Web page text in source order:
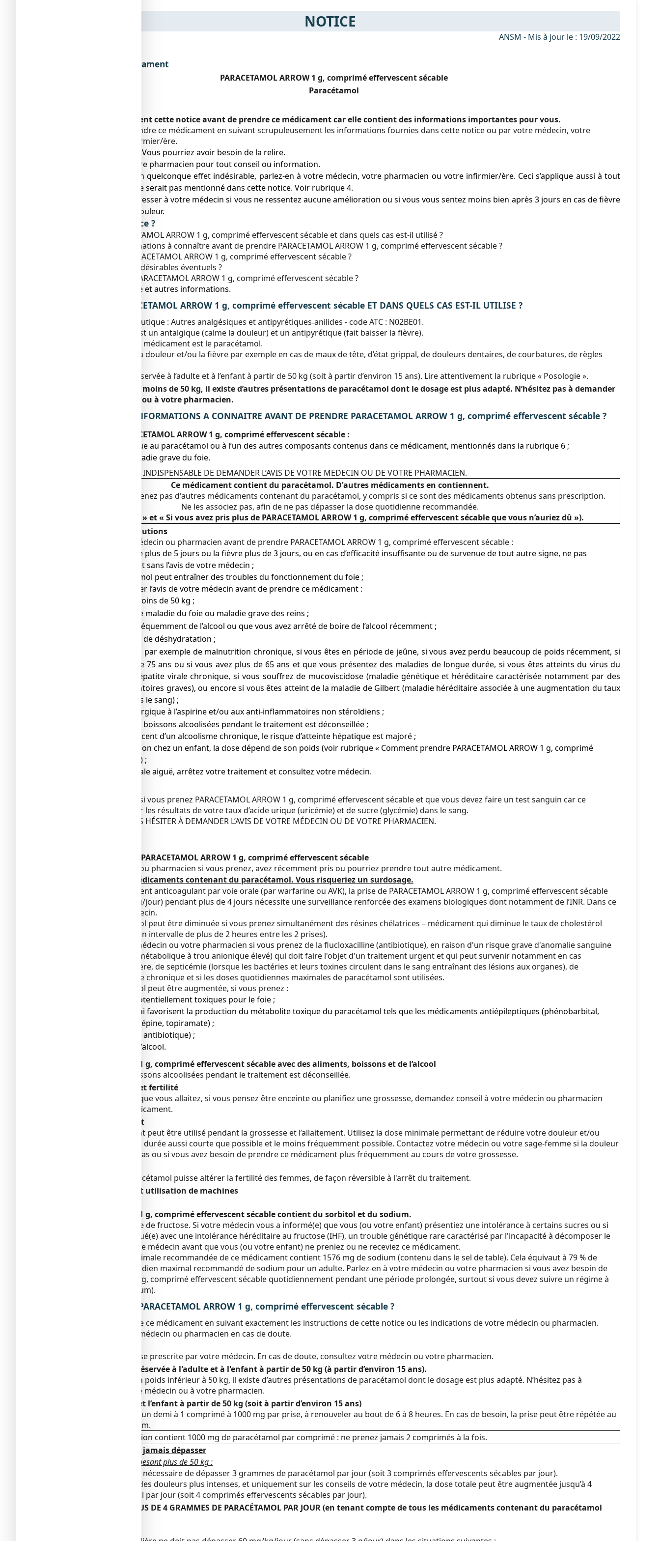
NOTICE
ANSM - Mis à jour le : 19/09/2022
Dénomination du médicament
PARACETAMOL ARROW 1 g, comprimé effervescent sécable
Paracétamol
Veuillez lire attentivement cette notice avant de prendre ce médicament car elle contient des informations importantes pour vous.
Vous devez toujours prendre ce médicament en suivant scrupuleusement les informations fournies dans cette notice ou par votre médecin, votre
pharmacien ou votre infirmier/ère.
● Gardez cette notice. Vous pourriez avoir besoin de la relire.
● Adressez-vous à votre pharmacien pour tout conseil ou information.
● Si vous ressentez un quelconque effet indésirable, parlez-en à votre médecin, votre pharmacien ou votre infirmier/ère. Ceci s’applique aussi à tout
effet indésirable qui ne serait pas mentionné dans cette notice. Voir rubrique 4.
● Vous devez vous adresser à votre médecin si vous ne ressentez aucune amélioration ou si vous vous sentez moins bien après 3 jours en cas de fièvre
ou 5 jours en cas de douleur.
Que contient cette notice ?
1. Qu'est-ce que PARACETAMOL ARROW 1 g, comprimé effervescent sécable et dans quels cas est-il utilisé ?
2. Quelles sont les informations à connaître avant de prendre PARACETAMOL ARROW 1 g, comprimé effervescent sécable ?
3. Comment prendre PARACETAMOL ARROW 1 g, comprimé effervescent sécable ?
4. Quels sont les effets indésirables éventuels ?
5. Comment conserver PARACETAMOL ARROW 1 g, comprimé effervescent sécable ?
6. Contenu de l’emballage et autres informations.
1. QU’EST-CE QUE PARACETAMOL ARROW 1 g, comprimé effervescent sécable ET DANS QUELS CAS EST-IL UTILISE ?
Classe pharmacothérapeutique : Autres analgésiques et antipyrétiques‑anilides - code ATC : N02BE01.
PARACETAMOL ARROW est un antalgique (calme la douleur) et un antipyrétique (fait baisser la fièvre).
La substance active de ce médicament est le paracétamol.
Il est utilisé pour traiter la douleur et/ou la fièvre par exemple en cas de maux de tête, d’état grippal, de douleurs dentaires, de courbatures, de règles
Cette présentation est réservée à l’adulte et à l’enfant à partir de 50 kg (soit à partir d’environ 15 ans). Lire attentivement la rubrique « Posologie ».
Pour les enfants pesant moins de 50 kg, il existe d’autres présentations de paracétamol dont le dosage est plus adapté. N’hésitez pas à demander
conseil à votre médecin ou à votre pharmacien.
2. QUELLES SONT LES INFORMATIONS A CONNAITRE AVANT DE PRENDRE PARACETAMOL ARROW 1 g, comprimé effervescent sécable ?
Ne prenez jamais PARACETAMOL ARROW 1 g, comprimé effervescent sécable :
● si vous êtes allergique au paracétamol ou à l’un des autres composants contenus dans ce médicament, mentionnés dans la rubrique 6 ;
● si vous avez une maladie grave du foie.
EN CAS DE DOUTE, IL EST INDISPENSABLE DE DEMANDER L’AVIS DE VOTRE MEDECIN OU DE VOTRE PHARMACIEN.
Ce médicament contient du paracétamol. D'autres médicaments en contiennent.
que vous ne prenez pas d'autres médicaments contenant du paracétamol, y compris si ce sont des médicaments obtenus sans prescription.
Ne les associez pas, afin de ne pas dépasser la dose quotidienne recommandée.
(voir « Posologie » et « Si vous avez pris plus de PARACETAMOL ARROW 1 g, comprimé effervescent sécable que vous n’auriez dû »).
Avertissements et précautions
édecin ou pharmacien avant de prendre PARACETAMOL ARROW 1 g, comprimé effervescent sécable :
● si la douleur persiste plus de 5 jours ou la fièvre plus de 3 jours, ou en cas d’efficacité insuffisante ou de survenue de tout autre signe, ne pas
continuer le traitement sans l’avis de votre médecin ;
● la prise de paracétamol peut entraîner des troubles du fonctionnement du foie ;
● vous devez demander l’avis de votre médecin avant de prendre ce médicament :
si vous pesez moins de 50 kg ;
si vous avez une maladie du foie ou maladie grave des reins ;
si vous buvez fréquemment de l’alcool ou que vous avez arrêté de boire de l’alcool récemment ;
si vous souffrez de déshydratation ;
si vous souffrez par exemple de malnutrition chronique, si vous êtes en période de jeûne, si vous avez perdu beaucoup de poids récemment, si
vous avez plus de 75 ans ou si vous avez plus de 65 ans et que vous présentez des maladies de longue durée, si vous êtes atteints du virus du
SIDA ou d’une hépatite virale chronique, si vous souffrez de mucoviscidose (maladie génétique et héréditaire caractérisée notamment par des
infections respiratoires graves), ou encore si vous êtes atteint de la maladie de Gilbert (maladie héréditaire associée à une augmentation du taux
de bilirubine dans le sang) ;
si vous êtes allergique à l’aspirine et/ou aux anti‑inflammatoires non stéroïdiens ;
● la consommation de boissons alcoolisées pendant le traitement est déconseillée ;
● en cas de sevrage récent d’un alcoolisme chronique, le risque d’atteinte hépatique est majoré ;
● en cas d’administration chez un enfant, la dose dépend de son poids (voir rubrique « Comment prendre PARACETAMOL ARROW 1 g, comprimé
effervescent sécable ») ;
● en cas d’hépatite virale aiguë, arrêtez votre traitement et consultez votre médecin.
Prévenez votre médecin si vous prenez PARACETAMOL ARROW 1 g, comprimé effervescent sécable et que vous devez faire un test sanguin car ce
médicament peut fausser les résultats de votre taux d’acide urique (uricémie) et de sucre (glycémie) dans le sang.
EN CAS DE DOUTE NE PAS HÉSITER À DEMANDER L’AVIS DE VOTRE MÉDECIN OU DE VOTRE PHARMACIEN.
Autres médicaments et PARACETAMOL ARROW 1 g, comprimé effervescent sécable
Informez votre médecin ou pharmacien si vous prenez, avez récemment pris ou pourriez prendre tout autre médicament.
Ne prenez pas d’autres médicaments contenant du paracétamol. Vous risqueriez un surdosage.
Si vous suivez un traitement anticoagulant par voie orale (par warfarine ou AVK), la prise de PARACETAMOL ARROW 1 g, comprimé effervescent sécable
aux doses maximales (4 g/jour) pendant plus de 4 jours nécessite une surveillance renforcée des examens biologiques dont notamment de l’INR. Dans ce
cas, consultez votre médecin.
L’efficacité du paracétamol peut être diminuée si vous prenez simultanément des résines chélatrices – médicament qui diminue le taux de cholestérol
dans le sang (respectez un intervalle de plus de 2 heures entre les 2 prises).
Veuillez informer votre médecin ou votre pharmacien si vous prenez de la flucloxacilline (antibiotique), en raison d'un risque grave d'anomalie sanguine
et plasmatique (acidose métabolique à trou anionique élevé) qui doit faire l'objet d'un traitement urgent et qui peut survenir notamment en cas
d'insuffisance rénale sévère, de septicémie (lorsque les bactéries et leurs toxines circulent dans le sang entraînant des lésions aux organes), de
malnutrition, d'alcoolisme chronique et si les doses quotidiennes maximales de paracétamol sont utilisées.
La toxicité du paracétamol peut être augmentée, si vous prenez :
● des médicaments potentiellement toxiques pour le foie ;
● des médicaments qui favorisent la production du métabolite toxique du paracétamol tels que les médicaments antiépileptiques (phénobarbital,
phénytoïne, carbamazépine, topiramate) ;
● de la rifampicine (un antibiotique) ;
● en même temps de l’alcool.
PARACETAMOL ARROW 1 g, comprimé effervescent sécable avec des aliments, boissons et de l’alcool
La consommation de boissons alcoolisées pendant le traitement est déconseillée.
Grossesse, allaitement et fertilité
Si vous êtes enceinte ou que vous allaitez, si vous pensez être enceinte ou planifiez une grossesse, demandez conseil à votre médecin ou pharmacien
avant de prendre ce médicament.
Grossesse et allaitement
Au besoin, ce médicament peut être utilisé pendant la grossesse et l’allaitement. Utilisez la dose minimale permettant de réduire votre douleur et/ou
votre fièvre, pendant une durée aussi courte que possible et le moins fréquemment possible. Contactez votre médecin ou votre sage-femme si la douleur
et/ou fièvre ne diminue pas ou si vous avez besoin de prendre ce médicament plus fréquemment au cours de votre grossesse.
Il est possible que le paracétamol puisse altérer la fertilité des femmes, de façon réversible à l'arrêt du traitement.
Conduite de véhicules et utilisation de machines
PARACETAMOL ARROW 1 g, comprimé effervescent sécable contient du sorbitol et du sodium.
Le sorbitol est une source de fructose. Si votre médecin vous a informé(e) que vous (ou votre enfant) présentiez une intolérance à certains sucres ou si
vous avez été diagnostiqué(e) avec une intolérance héréditaire au fructose (IHF), un trouble génétique rare caractérisé par l'incapacité à décomposer le
fructose, parlez-en à votre médecin avant que vous (ou votre enfant) ne preniez ou ne receviez ce médicament.
La dose quotidienne maximale recommandée de ce médicament contient 1576 mg de sodium (contenu dans le sel de table). Cela équivaut à 79 % de
l’apport alimentaire quotidien maximal recommandé de sodium pour un adulte. Parlez-en à votre médecin ou votre pharmacien si vous avez besoin de
PARACETAMOL ARROW 1 g, comprimé effervescent sécable quotidiennement pendant une période prolongée, surtout si vous devez suivre un régime à
faible teneur en sel (sodium).
3. COMMENT PRENDRE PARACETAMOL ARROW 1 g, comprimé effervescent sécable ?
Veillez à toujours prendre ce médicament en suivant exactement les instructions de cette notice ou les indications de votre médecin ou pharmacien.
Vérifiez auprès de votre médecin ou pharmacien en cas de doute.
Respectez toujours la dose prescrite par votre médecin. En cas de doute, consultez votre médecin ou votre pharmacien.
Cette présentation est réservée à l'adulte et à l'enfant à partir de 50 kg (à partir d’environ 15 ans).
Pour les enfants ayant un poids inférieur à 50 kg, il existe d’autres présentations de paracétamol dont le dosage est plus adapté. N’hésitez pas à
demander conseil à votre médecin ou à votre pharmacien.
Posologie chez l’adulte et l’enfant à partir de 50 kg (soit à partir d’environ 15 ans)
La dose habituelle est de un demi à 1 comprimé à 1000 mg par prise, à renouveler au bout de 6 à 8 heures. En cas de besoin, la prise peut être répétée au
bout de 4 heures minimum.
Attention : cette présentation contient 1000 mg de paracétamol par comprimé : ne prenez jamais 2 comprimés à la fois.
Dose de paracétamol à ne jamais dépasser
Chez un adulte ou un enfant pesant plus de 50 kg:
Il n’est généralement pas nécessaire de dépasser 3 grammes de paracétamol par jour (soit 3 comprimés effervescents sécables par jour).
Cependant, si vous avez des douleurs plus intenses, et uniquement sur les conseils de votre médecin, la dose totale peut être augmentée jusqu’à 4
grammes de paracétamol par jour (soit 4 comprimés effervescents sécables par jour).
NE JAMAIS PRENDRE PLUS DE 4 GRAMMES DE PARACÉTAMOL PAR JOUR (en tenant compte de tous les médicaments contenant du paracétamol